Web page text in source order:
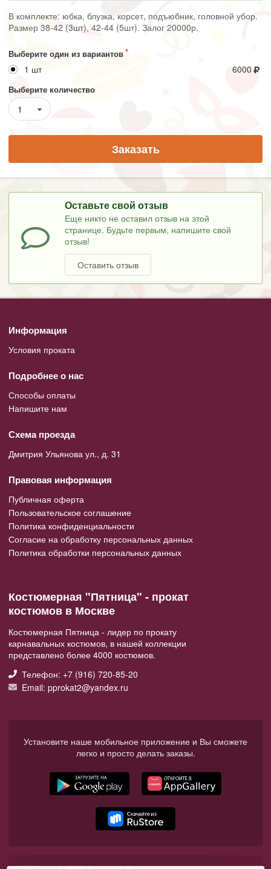
В комплекте: юбка, блузка, корсет, подъюбник, головной убор.
Размер 38-42 (3шт), 42-44 (5шт). Залог 20000р.
Выберите один из вариантов
1 шт 6000
Выберите количество
1
Заказать
Оставьте свой отзыв
Еще никто не оставил отзыв на этой
странице. Будьте первым, напишите свой
отзыв!
Оставить отзыв
Информация
Условия проката
Подробнее о нас
Способы оплаты
Напишите нам
Схема проезда
Дмитрия Ульянова ул., д. 31
Правовая информация
Публичная оферта
Пользовательское соглашение
Политика конфиденциальности
Согласие на обработку персональных данных
Политика обработки персональных данных
Костюмерная "Пятница" - прокат
костюмов в Москве
Костюмерная Пятница - лидер по прокату
карнавальных костюмов, в нашей коллекции
представлено более 4000 костюмов.
Телефон: +7 (916) 720-85-20
Email: pprokat2@yandex.ru
Установите наше мобильное приложение и Вы сможете
легко и просто делать заказы.